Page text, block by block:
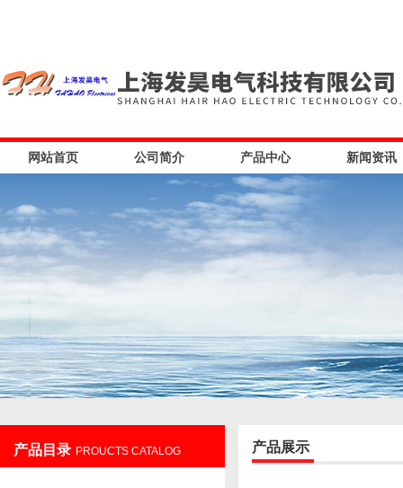
网站首页 公司简介 产品中心 新闻资讯
产品目录 PROUCTS CATALOG 产品展示